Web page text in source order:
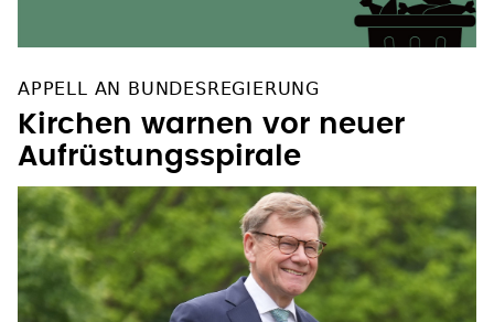
Kirchen warnen vor neuer
Aufrüstungsspirale